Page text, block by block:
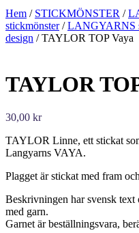
Hem / STICKMÖNSTER /
stickmönster/LANGYARNS
design / TAYLOR TOP Vaya
TAYLOR
30,00 kr
TAYLOR Linne, ett stickat
Langyarns VAYA.
Plagget är stickat med fram
Beskrivningen har svensk text
med garn.
Garnet är beställningsvara,